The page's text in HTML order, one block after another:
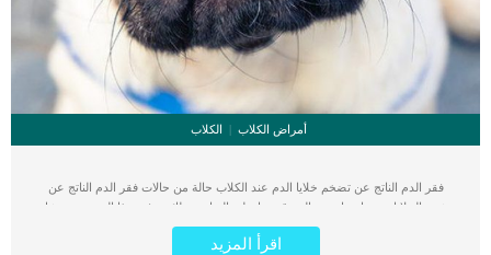
أمراض الكلاب الكلاب
فقر الدم الناتج عن تضخم خلايا الدم عند الكلاب حالة من حالات فقر الدم الناتج عن
تشوه الخلايا نفسها مما يفقد الدم قدرتها على القيام بوظائفه. في هذا المرض ، تفشل
خلايا الدم الحمراء في الانقسام وتصبح كبيرة بشكل غير طبيعي. كما تعاني خلايا الدم
الحمراء من نقص في مادة الحمض النووي الضرورية. تعرف خلايا الدم فى هذه الحالة
اقرأ المزيد